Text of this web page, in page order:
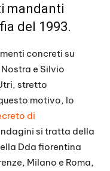
mandanti
del 1993.
concreti su
e Silvio
stretto
motivo, lo
di
si tratta della
Dda fiorentina
Milano e Roma,